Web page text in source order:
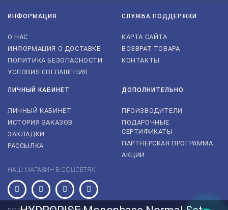
ИНФОРМАЦИЯ
О НАС
ИНФОРМАЦИЯ О ДОСТАВКЕ
ПОЛИТИКА БЕЗОПАСНОСТИ
УСЛОВИЯ СОГЛАШЕНИЯ
СЛУЖБА ПОДДЕРЖКИ
КАРТА САЙТА
ВОЗВРАТ ТОВАРА
КОНТАКТЫ
ЛИЧНЫЙ КАБИНЕТ
ЛИЧНЫЙ КАБИНЕТ
ИСТОРИЯ ЗАКАЗОВ
ЗАКЛАДКИ
РАССЫЛКА
ДОПОЛНИТЕЛЬНО
ПРОИЗВОДИТЕЛИ
ПОДАРОЧНЫЕ
СЕРТИФИКАТЫ
ПАРТНЕРСКАЯ ПРОГРАММА
АКЦИИ
НАШ МАГАЗИН В СОЦСЕТЯХ